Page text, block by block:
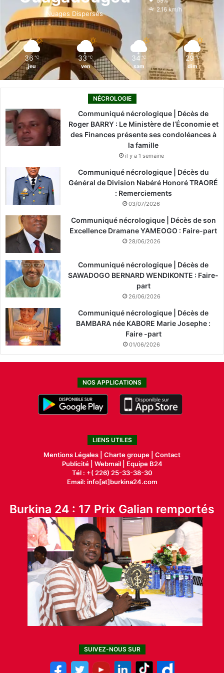
o
k
i
n
r
Nuages Dispersés
2.16 km/h
36 ℃
jeu
33 ℃
ven
34 ℃
sam
29 ℃
dim
NÉCROLOGIE
Communiqué nécrologique | Décès de
Roger BARRY : Le Ministère de l’Économie et
des Finances présente ses condoléances à
la famille
il y a 1 semaine
Communiqué nécrologique | Décès du
Général de Division Nabéré Honoré TRAORÉ
: Remerciements
03/07/2026
Communiqué nécrologique | Décès de son
Excellence Dramane YAMEOGO : Faire-part
28/06/2026
Communiqué nécrologique | Décès de
SAWADOGO BERNARD WENDIKONTE : Faire-
part
26/06/2026
Communiqué nécrologique | Décès de
BAMBARA née KABORE Marie Josephe :
Faire -part
01/06/2026
NOS APPLICATIONS
LIENS UTILES
Mentions Légales | Charte groupe | Contact
Publicité| Webmail |
Equipe B24
Tél : +( 226) 25-33-38-30
Email: info[at]burkina24.com
Burkina 24 : 17 Prix Galian remportés
SUIVEZ-NOUS SUR